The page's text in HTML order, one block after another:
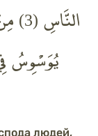
يُوَسْوِسُ فِي
людей,